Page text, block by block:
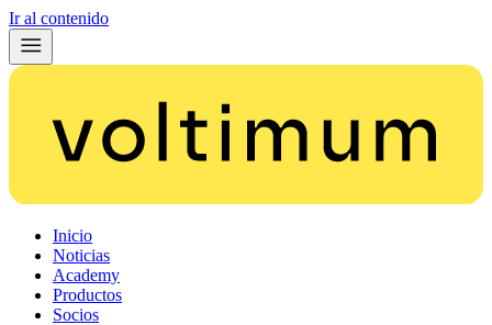
Ir al contenido
Inicio
Noticias
Academy
Productos
Socios